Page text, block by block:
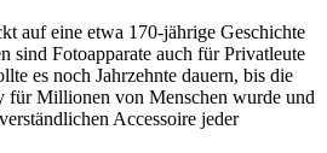
auf eine etwa 170-jährige Geschichte
sind Fotoapparate auch für Privatleute
es noch Jahrzehnte dauern, bis die
für Millionen von Menschen wurde und
Accessoire jeder